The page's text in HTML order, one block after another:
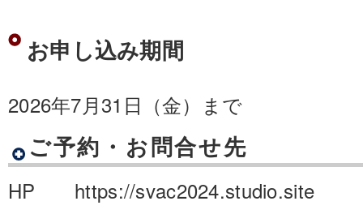
お申し込み期間
2026年7月31日（金）まで
ご予約・お問合せ先
HP https://svac2024.studio.site